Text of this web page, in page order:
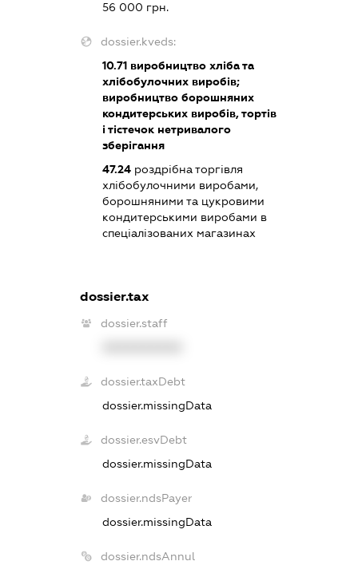
56 000 грн.
dossier.kveds:
10.71 виробництво хліба та
хлібобулочних виробів;
виробництво борошняних
кондитерських виробів, тортів
і тістечок нетривалого
зберігання
47.24 роздрібна торгівля
хлібобулочними виробами,
борошняними та цукровими
кондитерськими виробами в
спеціалізованих магазинах
dossier.tax
dossier.staff
dossier.taxDebt
dossier.missingData
dossier.esvDebt
dossier.missingData
dossier.ndsPayer
dossier.missingData
dossier.ndsAnnul